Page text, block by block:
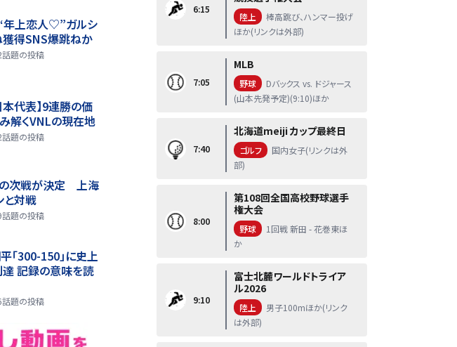
年上恋人♡”ガルシ
獲得SNS爆跳ねか
話題の投稿
本代表】9連勝の価
解くVNLの現在地
話題の投稿
の次戦が決定 上海
と対戦
話題の投稿
「300-150」に史上
記録の意味を読
話題の投稿
6:15
陸上
棒高跳び、ハンマー投げ
ほか(リンクは外部)
7:05
MLB
野球
Dバックス vs. ドジャース
(山本先発予定)(9:10)ほか
7:40
北海道meiji カップ最終日
ゴルフ
国内女子(リンクは外
部)
8:00
第108回全国高校野球選手
権大会
野球
1回戦 新田 - 花巻東ほ
か
9:10
富士北麓ワールドトライア
ル2026
陸上
男子100mほか(リンク
は外部)